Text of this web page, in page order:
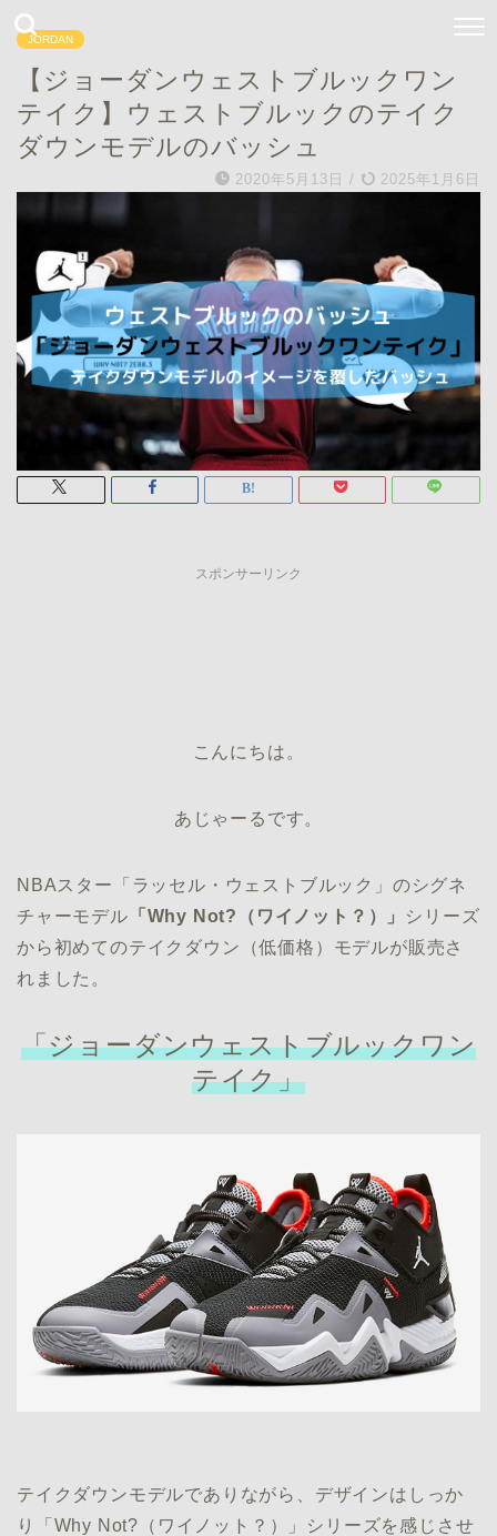
JORDAN
【ジョーダンウェストブルックワン
テイク】ウェストブルックのテイク
ダウンモデルのバッシュ
2020年5月13日 / 2025年1月6日
スポンサーリンク
こんにちは。
あじゃーるです。
NBAスター「ラッセル・ウェストブルック」のシグネ
チャーモデル 「Why Not?（ワイノット？）」
シリーズ
から初めてのテイクダウン（低価格）モデルが販売さ
れました。
「ジョーダンウェストブルックワン
テイク」
テイクダウンモデルでありながら、デザインはしっか
り「Why Not?（ワイノット？）」シリーズを感じさせ